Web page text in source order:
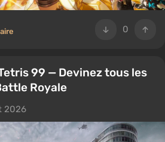
0
99 — Devinez tous les
Royale
2026